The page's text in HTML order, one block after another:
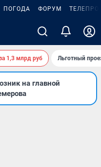
ПОГОДА ФОРУМ
1,3 млрд руб Льготный
на главной